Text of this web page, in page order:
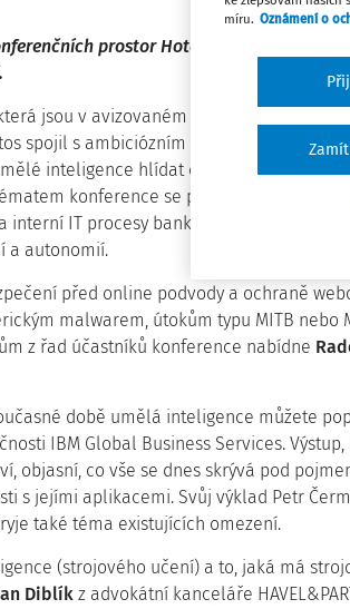
prostor Hotelu Grandior a buďte
jsou v avizovaném programu
spojil s ambiciózním startupem
inteligence hlídat další umělé
konference se přednáška Martina
interní IT procesy bank a finančních
a autonomií.
před online podvody a ochraně
malwarem, útokům typu MITB nebo
z řad účastníků konference nabídne
době umělá inteligence můžete
IBM Global Business Services.
objasní, co vše se dnes skrývá pod
s jejími aplikacemi. Svůj výklad Petr
také téma existujících omezení.
(strojového učení) a to, jaká má
Diblík z advokátní kanceláře
míru. Oznámení o